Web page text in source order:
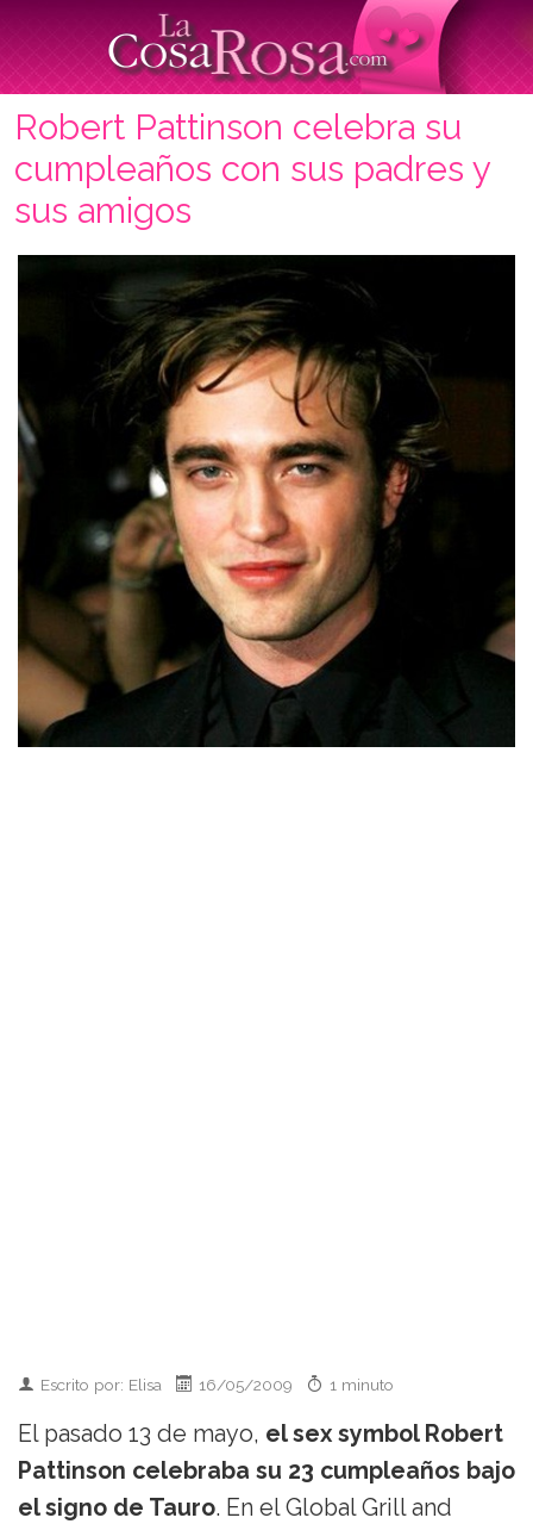
Robert Pattinson celebra su
cumpleaños con sus padres y
sus amigos
Escrito por: Elisa 16/05/2009 1 minuto
El pasado 13 de mayo, el sex symbol Robert
Pattinson celebraba su 23 cumpleaños bajo
el signo de Tauro. En el Global Grill and